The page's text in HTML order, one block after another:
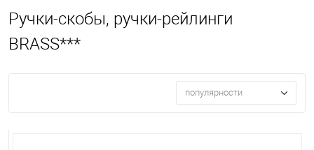
Ручки-скобы, ручки-рейлинги
BRASS***
популярности